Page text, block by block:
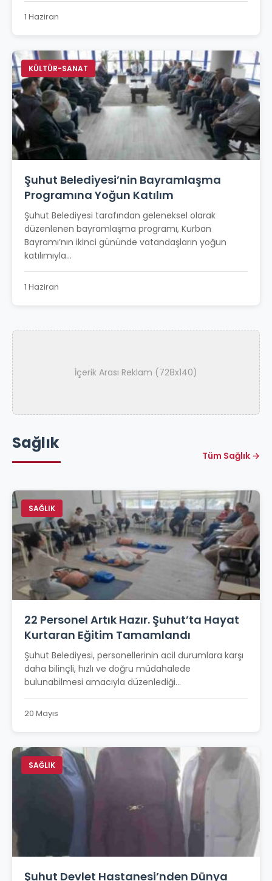
1 Haziran
KÜLTÜR-SANAT
Şuhut Belediyesi’nin Bayramlaşma
Programına Yoğun Katılım
Şuhut Belediyesi tarafından geleneksel olarak
düzenlenen bayramlaşma programı, Kurban
Bayramı’nın ikinci gününde vatandaşların yoğun
katılımıyla...
1 Haziran
İçerik Arası Reklam (728x140)
Sağlık
Tüm Sağlık →
SAĞLIK
22 Personel Artık Hazır. Şuhut’ta Hayat
Kurtaran Eğitim Tamamlandı
Şuhut Belediyesi, personellerinin acil durumlara karşı
daha bilinçli, hızlı ve doğru müdahalede
bulunabilmesi amacıyla düzenlediği...
20 Mayıs
SAĞLIK
Şuhut Devlet Hastanesi’nden Dünya